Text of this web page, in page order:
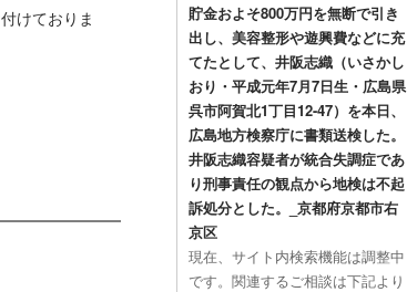
けておりま
貯金およそ800万円を無断で引き
出し、美容整形や遊興費などに充
てたとして、井阪志織（いさかし
おり・平成元年7月7日生・広島県
呉市阿賀北1丁目12-47）を本日、
広島地方検察庁に書類送検した。
井阪志織容疑者が統合失調症であ
り刑事責任の観点から地検は不起
訴処分とした。_京都府京都市右
京区
現在、サイト内検索機能は調整中
です。関連するご相談は下記より